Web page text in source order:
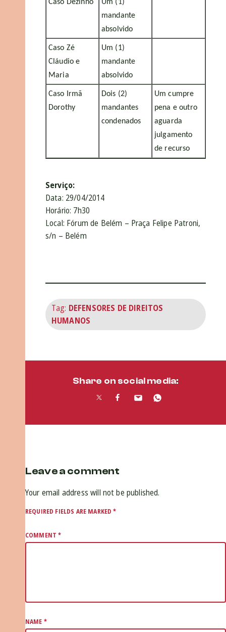
Caso Dezinho
Um (1)
mandante
absolvido
Caso Zé
Cláudio e
Maria
Um (1)
mandante
absolvido
Caso Irmã
Dorothy
Dois (2)
mandantes
condenados
Um cumpre
pena e outro
aguarda
julgamento
de recurso
Serviço:
Data: 29/04/2014
Horário: 7h30
Local: Fórum de Belém – Praça Felipe Patroni,
s/n – Belém
Tag: DEFENSORES DE DIREITOS
HUMANOS
Share on social media:
Leave a comment
Your email address will not be published.
REQUIRED FIELDS ARE MARKED*
COMMENT*
NAME *